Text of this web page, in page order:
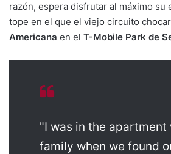
razón, espera disfrutar al máximo su
tope en el que el viejo circuito
Americana en el T-Mobile Park de
"I was in the apartment
family when we found